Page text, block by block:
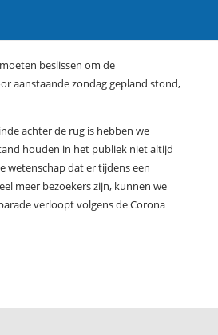
beslissen om de
aanstaande zondag gepland stond,
achter de rug is hebben we
houden in het publiek niet altijd
wetenschap dat er tijdens een
meer bezoekers zijn, kunnen we
verloopt volgens de Corona